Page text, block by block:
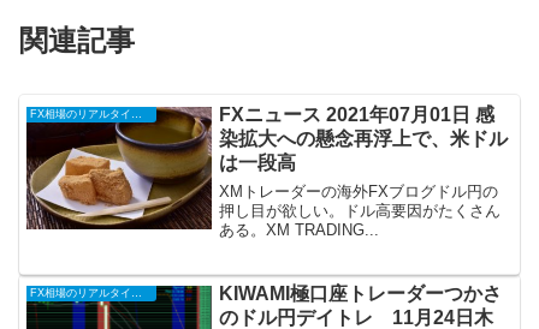
関連記事
FXニュース 2021年07月01日 感
染拡大への懸念再浮上で、米ドル
は一段高
XMトレーダーの海外FXブログドル円の
押し目が欲しい。ドル高要因がたくさん
ある。XM TRADING...
KIWAMI極口座トレーダーつかさ
のドル円デイトレ 11月24日木